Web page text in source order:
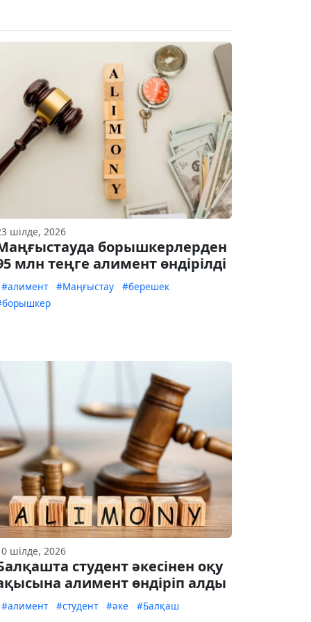
шілде, 2026
борышкерлерден
млн теңге алимент өндірілді
#алимент #Маңғыстау
#берешек
шілде, 2026
студент әкесінен оқу
алимент өндіріп алды
#алимент #студент #әке #Балқаш